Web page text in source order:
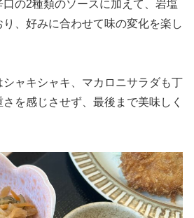
の2種類のソースに加えて、岩塩
、好みに合わせて味の変化を楽し
ャキシャキ、マカロニサラダも丁
を感じさせず、最後まで美味しく